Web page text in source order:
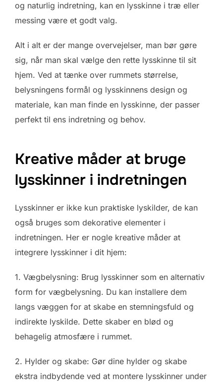
og naturlig indretning, kan en lysskinne i træ eller
messing være et godt valg.
Alt i alt er der mange overvejelser, man bør gøre
sig, når man skal vælge den rette lysskinne til sit
hjem. Ved at tænke over rummets størrelse,
belysningens formål og lysskinnens design og
materiale, kan man finde en lysskinne, der passer
perfekt til ens indretning og behov.
Kreative måder at bruge
lysskinner i indretningen
Lysskinner er ikke kun praktiske lyskilder, de kan
også bruges som dekorative elementer i
indretningen. Her er nogle kreative måder at
integrere lysskinner i dit hjem:
1. Vægbelysning: Brug lysskinner som en alternativ
form for vægbelysning. Du kan installere dem
langs væggen for at skabe en stemningsfuld og
indirekte lyskilde. Dette skaber en blød og
behagelig atmosfære i rummet.
2. Hylder og skabe: Gør dine hylder og skabe
ekstra indbydende ved at montere lysskinner under